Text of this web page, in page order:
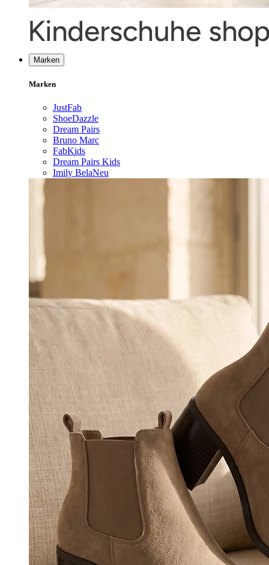
Marken
Marken
JustFab
ShoeDazzle
Dream Pairs
Bruno Marc
FabKids
Dream Pairs Kids
Imily BelaNeu